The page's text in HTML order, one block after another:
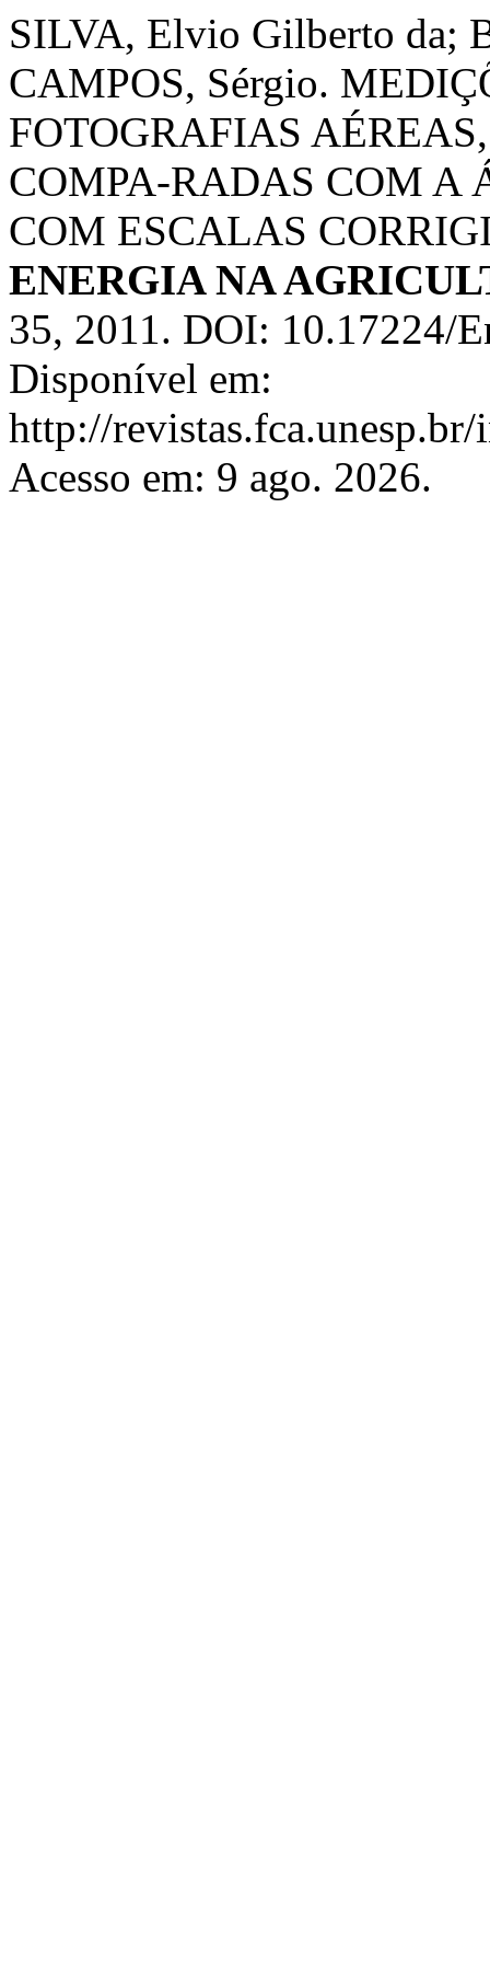
SILVA, Elvio Gilberto da;
CAMPOS, Sérgio.
FOTOGRAFIAS
COMPA-RADAS COM A
COM ESCALAS
ENERGIA NA
35, 2011. DOI: 10.17224/
Disponível em:
http://
Acesso em: 9 ago. 2026.